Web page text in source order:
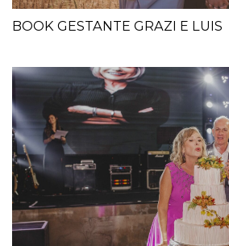
BOOK GESTANTE GRAZI E LUIS